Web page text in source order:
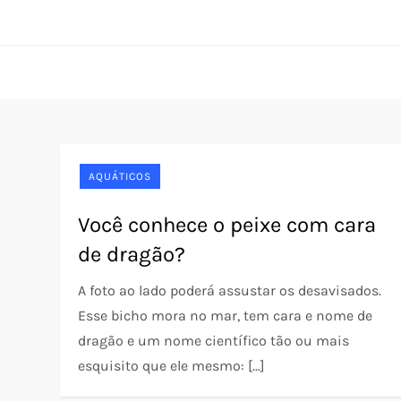
AQUÁTICOS
Você conhece o peixe com cara
de dragão?
A foto ao lado poderá assustar os desavisados.
Esse bicho mora no mar, tem cara e nome de
dragão e um nome científico tão ou mais
esquisito que ele mesmo: […]